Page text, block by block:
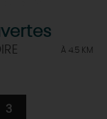
À 4.5 KM
3